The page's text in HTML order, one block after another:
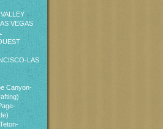
VEGAS
LAS
Canyon-